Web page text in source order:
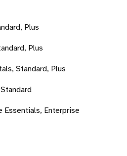
Plus
Plus
Standard, Plus
Essentials, Enterprise